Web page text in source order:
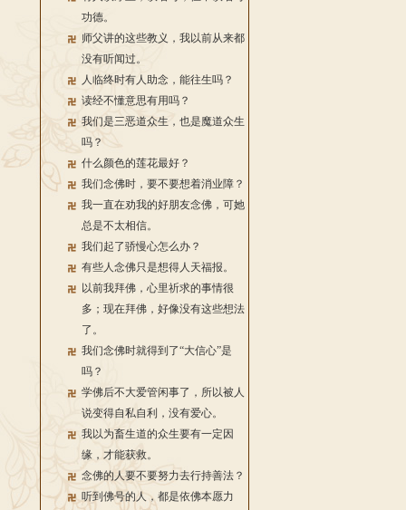
功德。
师父讲的这些教义，我以前从来都
没有听闻过。
人临终时有人助念，能往生吗？
读经不懂意思有用吗？
我们是三恶道众生，也是魔道众生
吗？
什么颜色的莲花最好？
我们念佛时，要不要想着消业障？
我一直在劝我的好朋友念佛，可她
总是不太相信。
我们起了骄慢心怎么办？
有些人念佛只是想得人天福报。
以前我拜佛，心里祈求的事情很
多；现在拜佛，好像没有这些想法
了。
我们念佛时就得到了“大信心”是
吗？
学佛后不大爱管闲事了，所以被人
说变得自私自利，没有爱心。
我以为畜生道的众生要有一定因
缘，才能获救。
念佛的人要不要努力去行持善法？
听到佛号的人，都是依佛本愿力